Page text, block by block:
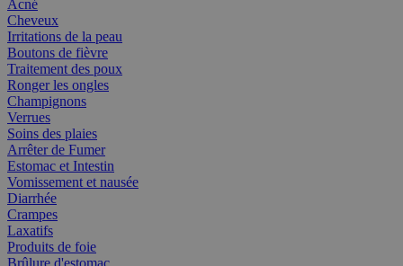
Acné
Cheveux
Irritations de la peau
Boutons de fièvre
Traitement des poux
Ronger les ongles
Champignons
Verrues
Soins des plaies
Arrêter de Fumer
Estomac et Intestin
Vomissement et nausée
Diarrhée
Crampes
Laxatifs
Produits de foie